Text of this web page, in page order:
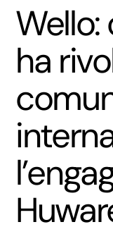
Wello:
ha